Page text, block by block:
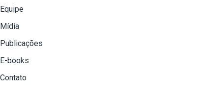
Equipe
Mídia
Publicações
E-books
Contato